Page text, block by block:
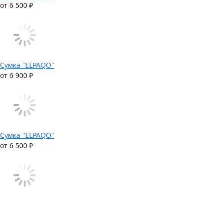
от 6 500 ₽
Сумка "ELPAQO"
от 6 900 ₽
Сумка "ELPAQO"
от 6 500 ₽